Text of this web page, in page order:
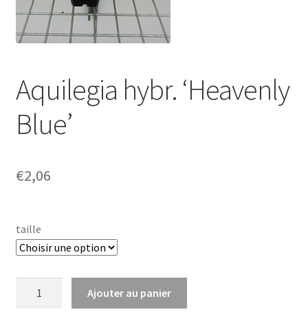
Aquilegia hybr. ‘Heavenly
Blue’
€2,06
taille
Ajouter au panier